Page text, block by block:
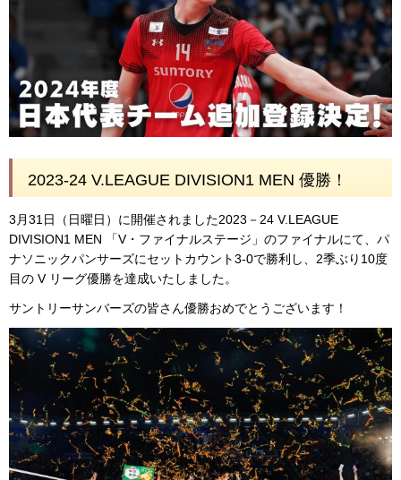
2023-24 V.LEAGUE DIVISION1 MEN 優勝！
3月31日（日曜日）に開催されました2023－24 V.LEAGUE
DIVISION1 MEN 「V・ファイナルステージ」のファイナルにて、パ
ナソニックパンサーズにセットカウント3-0で勝利し、2季ぶり10度
目の V リーグ優勝を達成いたしました。
サントリーサンバーズの皆さん優勝おめでとうございます！